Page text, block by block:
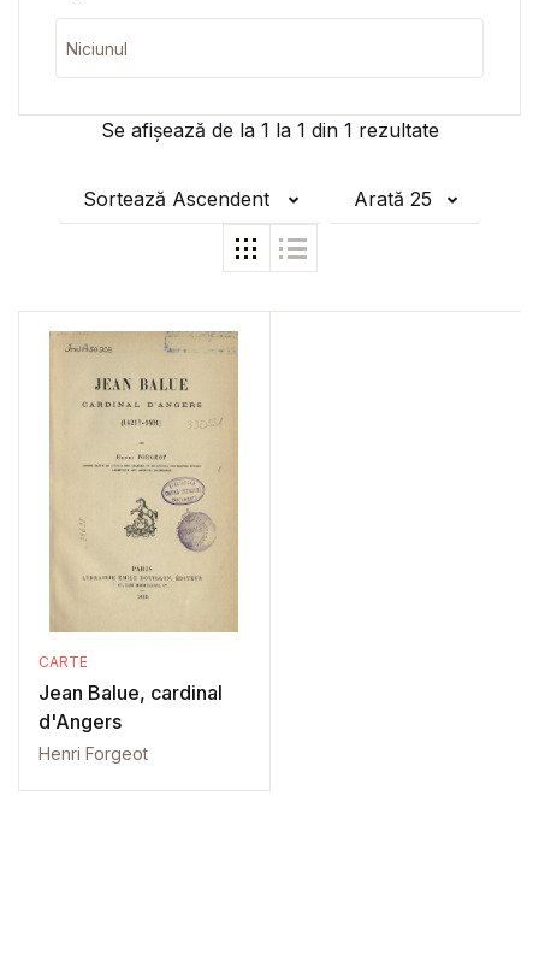
Se afișează de la 1 la 1 din 1 rezultate
Sortează Ascendent Arată 25
CARTE
Jean Balue, cardinal
d'Angers
Henri Forgeot